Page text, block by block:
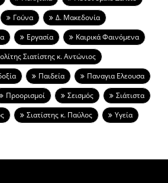
Γούνα
Δ. Μακεδονία
Εργασία
Καιρικά Φαινόμενα
Σιατίστης κ. Αντώνιος
Παιδεία
Παναγια Ελεουσα
Προορισμοί Σεισμός
Σιάτιστα
Σιατίστης κ. Παύλος Υγεία